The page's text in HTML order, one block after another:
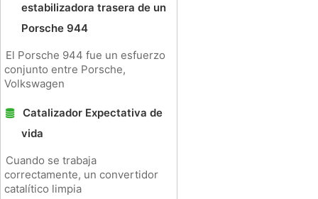
estabilizadora trasera de un
Porsche 944
El Porsche 944 fue un esfuerzo
conjunto entre Porsche,
Volkswagen
Catalizador Expectativa de
vida
Cuando se trabaja
correctamente, un convertidor
catalítico limpia